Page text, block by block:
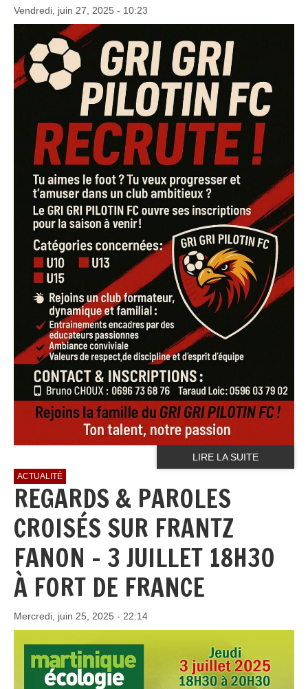
Vendredi, juin 27, 2025 - 10:23
LIRE LA SUITE
ACTUALITÉ
REGARDS & PAROLES
CROISÉS SUR FRANTZ
FANON - 3 JUILLET 18H30
À FORT DE FRANCE
Mercredi, juin 25, 2025 - 22:14